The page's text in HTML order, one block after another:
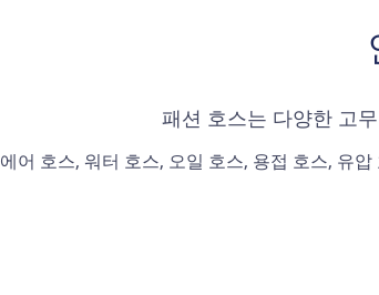
패션 호스는 다양한 고
에어 호스, 워터 호스, 오일 호스, 용접 호스, 유